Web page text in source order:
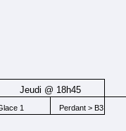
Jeudi @ 18h45
1 Perdant > B3